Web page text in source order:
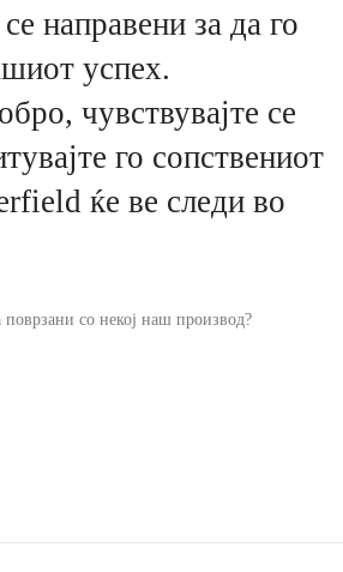
направени за да го
успех.
чувствувајте се
го сопствениот
ќе ве следи во
со некој наш производ?